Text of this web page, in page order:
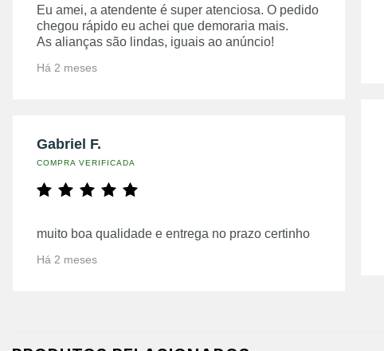
Eu amei, a atendente é super atenciosa. O pedido
chegou rápido eu achei que demoraria mais.
As alianças são lindas, iguais ao anúncio!
Há 2 meses
Gabriel F.
COMPRA VERIFICADA
muito boa qualidade e entrega no prazo certinho
Há 2 meses